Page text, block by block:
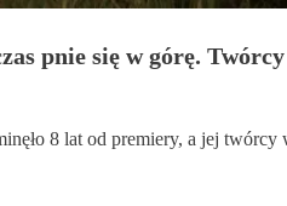
pnie się w górę.
8 lat od premiery, a jej